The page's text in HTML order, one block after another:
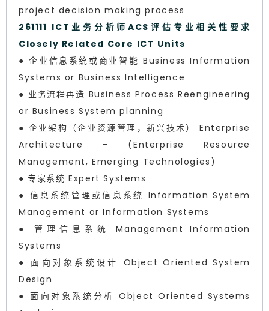
project decision making process
261111 ICT业务分析师ACS评估专业相关性要求
Closely Related Core ICT Units
● 企业信息系统或商业智能 Business Information
Systems or Business Intelligence
● 业务流程再造 Business Process Reengineering
or Business System planning
● 企业架构（企业资源管理，新兴技术） Enterprise
Architecture – (Enterprise Resource
Management, Emerging Technologies)
● 专家系统 Expert Systems
● 信息系统管理或信息系统 Information System
Management or Information Systems
● 管理信息系统 Management Information
Systems
● 面向对象系统设计 Object Oriented System
Design
● 面向对象系统分析 Object Oriented Systems